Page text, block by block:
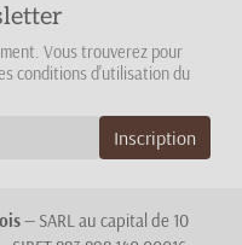
Vous trouverez pour
conditions d'utilisation du
— SARL au capital de 10